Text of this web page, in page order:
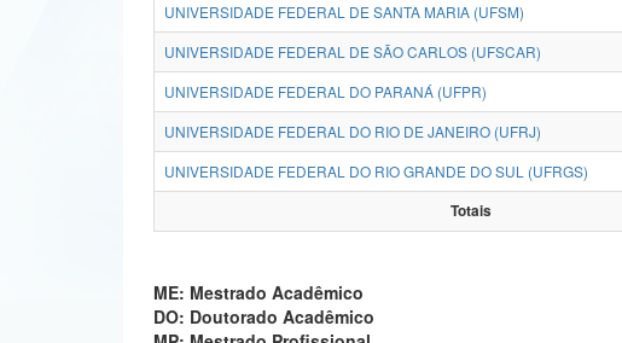
UNIVERSIDADE FEDERAL DE SANTA MARIA (UFSM)
UNIVERSIDADE FEDERAL DE SÃO CARLOS (UFSCAR)
UNIVERSIDADE FEDERAL DO PARANÁ (UFPR)
UNIVERSIDADE FEDERAL DO RIO DE JANEIRO (UFRJ)
UNIVERSIDADE FEDERAL DO RIO GRANDE DO SUL (UFRGS)
Totais
ME: Mestrado Acadêmico
DO: Doutorado Acadêmico